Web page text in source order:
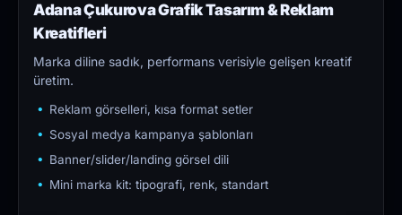
Adana Çukurova Grafik Tasarım & Reklam
Kreatifleri
Marka diline sadık, performans verisiyle gelişen kreatif
üretim.
Reklam görselleri, kısa format setler
Sosyal medya kampanya şablonları
Banner/slider/landing görsel dili
Mini marka kit: tipografi, renk, standart